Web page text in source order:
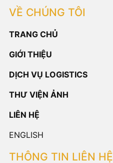
VỀ CHÚNG TÔI
TRANG CHỦ
GIỚI THIỆU
DỊCH VỤ LOGISTICS
THƯ VIỆN ẢNH
LIÊN HỆ
ENGLISH
THÔNG TIN LIÊN HỆ